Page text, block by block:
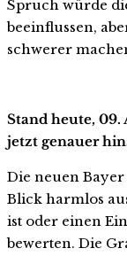
Spruch würde
beeinflussen,
schwerer
Stand heute,
jetzt genauer
Die neuen
Blick harmlos
ist oder einen
bewerten. Die